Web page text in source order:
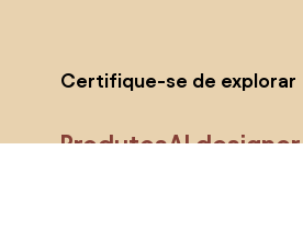
Certifique-se de explorar
ProdutosAI designer